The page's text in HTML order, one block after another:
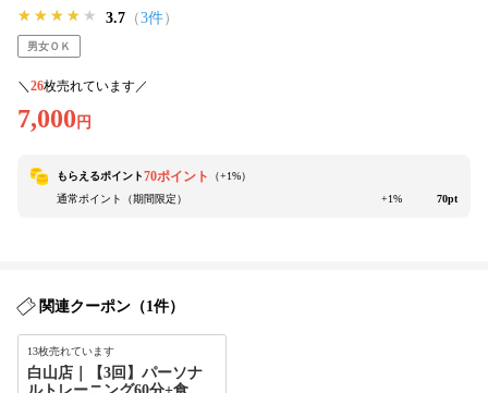
★★★★★
★★★★★
★★★★★ 3.7 （3件）
男女ＯＫ
＼ 26枚売れています／
7,000 円
もらえるポイント70ポイント （+1%）
通常ポイント（期間限定）
+1% 70pt
関連クーポン（1件）
13枚売れています
白山店｜【3回】パーソナ